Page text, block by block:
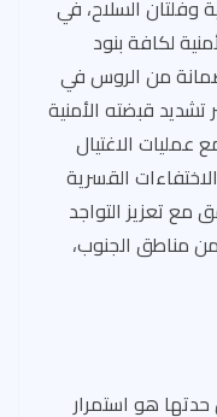
وفلتان السلاح، في
لكافة بنود
من الروس في
تشديد قبضته الأمنية
عمليات الاغتيال
القسرية
مع تعزيز التواجد
من مناطق الجنوب،
هو استمرار